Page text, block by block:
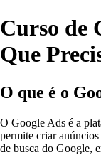
Curso de
Que
O que é o
O Google Ads é a
permite criar
de busca do Google,